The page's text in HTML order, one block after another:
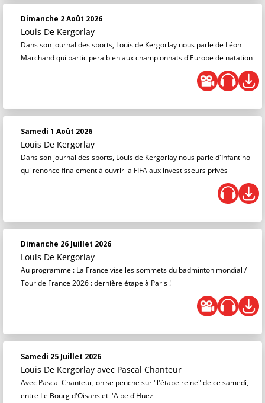
Dimanche 2 Août 2026
Louis De Kergorlay
Dans son journal des sports, Louis de Kergorlay nous parle de Léon
Marchand qui participera bien aux championnats d'Europe de natation
Samedi 1 Août 2026
Louis De Kergorlay
Dans son journal des sports, Louis de Kergorlay nous parle d'Infantino
qui renonce finalement à ouvrir la FIFA aux investisseurs privés
Dimanche 26 Juillet 2026
Louis De Kergorlay
Au programme : La France vise les sommets du badminton mondial /
Tour de France 2026 : dernière étape à Paris !
Samedi 25 Juillet 2026
Louis De Kergorlay avec Pascal Chanteur
Avec Pascal Chanteur, on se penche sur "l'étape reine" de ce samedi,
entre Le Bourg d'Oisans et l'Alpe d'Huez